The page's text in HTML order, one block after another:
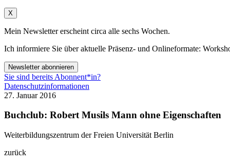
X
Mein Newsletter erscheint circa alle sechs Wochen.
Ich informiere Sie über aktuelle Präsenz- und Onlineformate:
Newsletter abonnieren
Sie sind bereits Abonnent*in?
Datenschutzinformationen
27. Januar 2016
Buchclub: Robert Musils Mann ohne Eigenschaften
Weiterbildungszentrum der Freien Universität Berlin
zurück